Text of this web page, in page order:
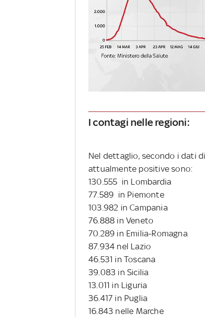
I contagi nelle regioni:
Nel dettaglio, secondo i dati
attualmente positive sono:
130.555 in Lombardia
77.589 in Piemonte
103.982 in Campania
76.888 in Veneto
70.289 in Emilia-Romagna
87.934 nel Lazio
46.531 in Toscana
39.083 in Sicilia
13.011 in Liguria
36.417 in Puglia
16.843 nelle Marche